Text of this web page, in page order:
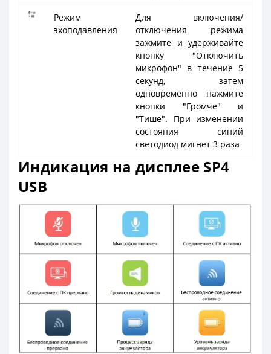
Режим
эхоподавления
Для включения/
отключения режима
зажмите и удерживайте
кнопку "Отключить
микрофон" в течение 5
секунд, затем
одновременно нажмите
кнопки "Громче" и
"Тише". При изменении
состояния синий
светодиод мигнет 3 раза
Индикация на дисплее SP4
USB